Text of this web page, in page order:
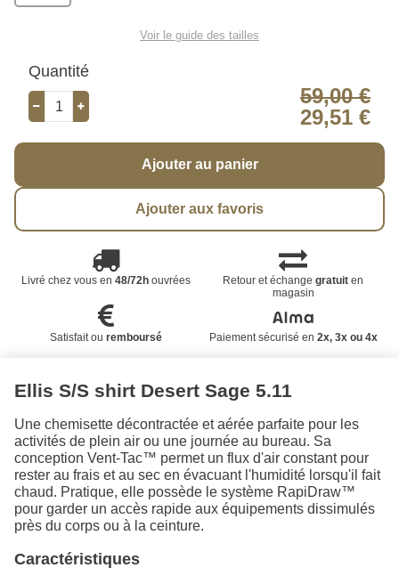
Voir le guide des tailles
Quantité
59,00 €
29,51 €
Ajouter au panier
Ajouter aux favoris
Livré chez vous en 48/72houvrées Retour et échangegratuit en
magasin
Satisfait ou remboursé Paiement sécurisé en 2x, 3x ou 4x
Ellis S/S shirt Desert Sage 5.11
Une chemisette décontractée et aérée parfaite pour les
activités de plein air ou une journée au bureau. Sa
conception Vent-Tac™ permet un flux d'air constant pour
rester au frais et au sec en évacuant l'humidité lorsqu'il fait
chaud. Pratique, elle possède le système RapiDraw™
pour garder un accès rapide aux équipements dissimulés
près du corps ou à la ceinture.
Caractéristiques